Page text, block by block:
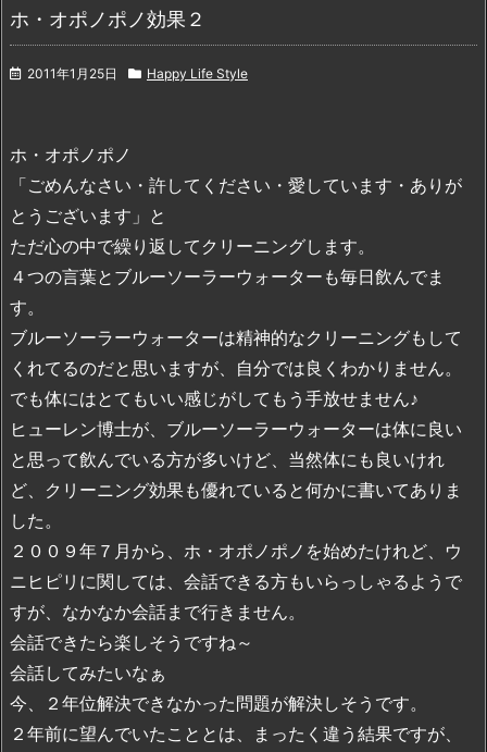
ホ・オポノポノ効果２
2011年1月25日 Happy Life Style
ホ・オポノポノ
「ごめんなさい・許してください・愛しています・ありが
とうございます」と
ただ心の中で繰り返してクリーニングします。
４つの言葉とブルーソーラーウォーターも毎日飲んでま
す。
ブルーソーラーウォーターは精神的なクリーニングもして
くれてるのだと思いますが、自分では良くわかりません。
でも体にはとてもいい感じがしてもう手放せません♪
ヒューレン博士が、ブルーソーラーウォーターは体に良い
と思って飲んでいる方が多いけど、当然体にも良いけれ
ど、クリーニング効果も優れていると何かに書いてありま
した。
２００９年７月から、ホ・オポノポノを始めたけれど、ウ
ニヒピリに関しては、会話できる方もいらっしゃるようで
すが、なかなか会話まで行きません。
会話できたら楽しそうですね～
会話してみたいなぁ
今、２年位解決できなかった問題が解決しそうです。
２年前に望んでいたこととは、まったく違う結果ですが、